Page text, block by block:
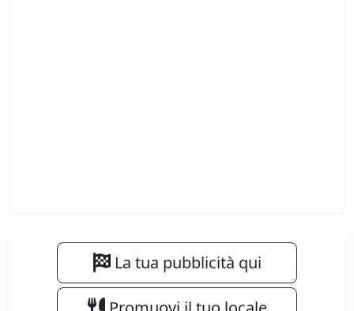
La tua pubblicità qui